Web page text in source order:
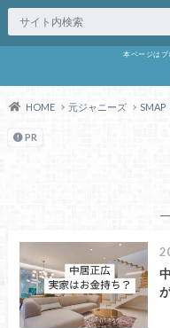
本ページは
HOME 元ジャニーズ SMAP
PR